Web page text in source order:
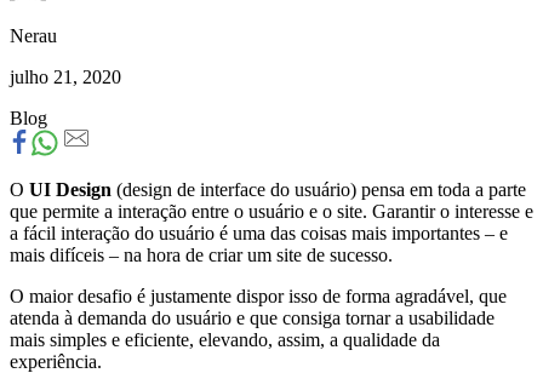
Nerau
julho 21, 2020
Blog
O UI Design (design de interface do usuário) pensa em toda a parte
que permite a interação entre o usuário e o site. Garantir o interesse e
a fácil interação do usuário é uma das coisas mais importantes – e
mais difíceis – na hora de criar um site de sucesso.
O maior desafio é justamente dispor isso de forma agradável, que
atenda à demanda do usuário e que consiga tornar a usabilidade
mais simples e eficiente, elevando, assim, a qualidade da
experiência.